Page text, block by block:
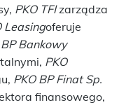
PKO TFIzarządza
Leasingoferuje
BP Bankowy
PKO
PKO BP Finat Sp.
finansowego,